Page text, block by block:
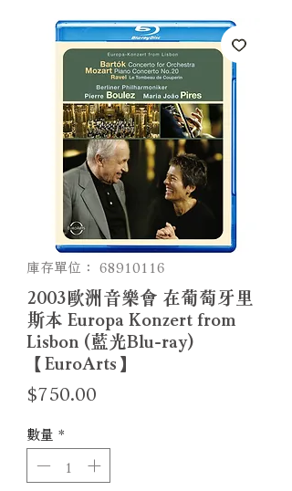
庫存單位： 68910116
2003歐洲音樂會 在葡萄牙里
斯本 Europa Konzert from
Lisbon (藍光Blu-ray)
【EuroArts】
$750.00
數量 *